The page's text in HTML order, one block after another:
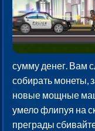
сумму денег. Вам
собирать монеты,
новые мощные
умело флипуя на
преграды